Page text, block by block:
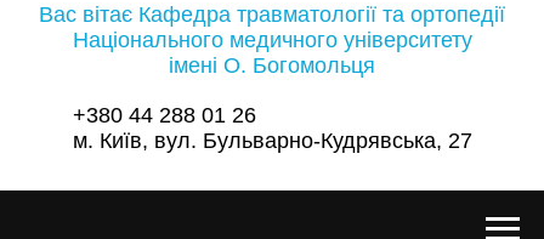
Вас вітає Кафедра травматології та ортопедії
Національного медичного університету
імені О. Богомольця
+380 44 288 01 26
м. Київ, вул. Бульварно-Кудрявська, 27